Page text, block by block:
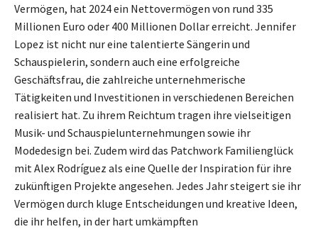
Vermögen, hat 2024 ein Nettovermögen von rund 335
Millionen Euro oder 400 Millionen Dollar erreicht. Jennifer
Lopez ist nicht nur eine talentierte Sängerin und
Schauspielerin, sondern auch eine erfolgreiche
Geschäftsfrau, die zahlreiche unternehmerische
Tätigkeiten und Investitionen in verschiedenen Bereichen
realisiert hat. Zu ihrem Reichtum tragen ihre vielseitigen
Musik- und Schauspielunternehmungen sowie ihr
Modedesign bei. Zudem wird das Patchwork Familienglück
mit Alex Rodríguez als eine Quelle der Inspiration für ihre
zukünftigen Projekte angesehen. Jedes Jahr steigert sie ihr
Vermögen durch kluge Entscheidungen und kreative Ideen,
die ihr helfen, in der hart umkämpften